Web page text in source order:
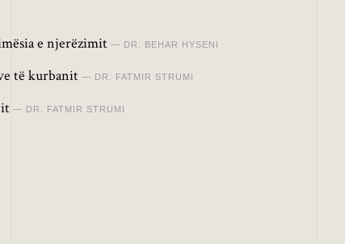
e njerëzimit DR. BEHAR HYSENI
të kurbanit DR. FATMIR STRUMI
DR. FATMIR STRUMI